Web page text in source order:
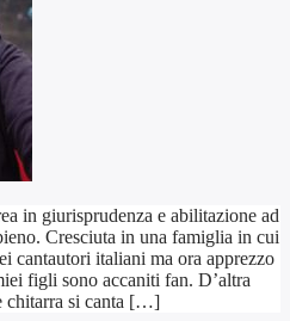
in giurisprudenza e abilitazione ad
Cresciuta in una famiglia in cui
cantautori italiani ma ora apprezzo
figli sono accaniti fan. D’altra
chitarra si canta […]